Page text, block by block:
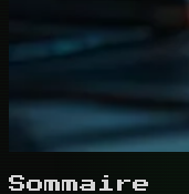
Sommaire